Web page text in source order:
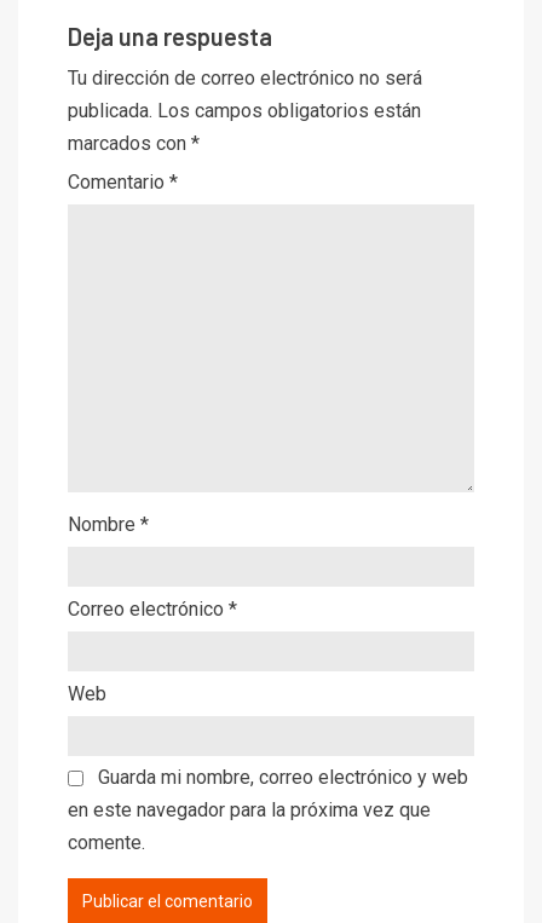
Deja una respuesta
Tu dirección de correo electrónico no será
publicada. Los campos obligatorios están
marcados con *
Comentario *
Nombre *
Correo electrónico *
Web
Guarda mi nombre, correo electrónico y web
en este navegador para la próxima vez que
comente.